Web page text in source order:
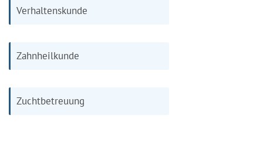
Verhaltenskunde
Zahnheilkunde
Zuchtbetreuung